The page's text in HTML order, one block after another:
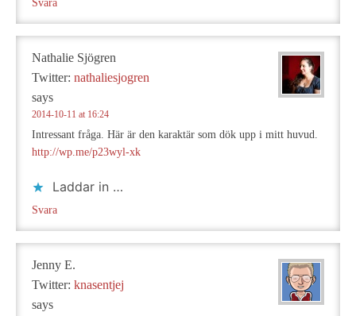
Svara
Nathalie Sjögren
Twitter: nathaliesjogren
says
2014-10-11 at 16:24
Intressant fråga. Här är den karaktär som dök upp i mitt huvud.
http://wp.me/p23wyl-xk
Laddar in …
Svara
Jenny E.
Twitter: knasentjej
says